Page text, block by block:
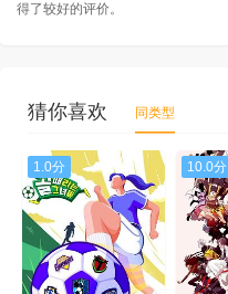
第121集 第122集
第125集 第126集
第129集 第130集
第133集 第134集
得了较好的评价。
猜你喜欢 同类型
1.0分 10.0分